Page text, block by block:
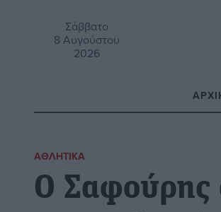
Σάββατο
8 Αυγούστου
2026
ΑΘΛΗΤΙΚΆ
Ο Σαφούρης